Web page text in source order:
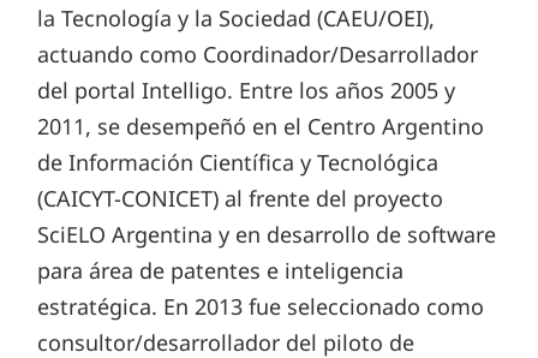
la Tecnología y la Sociedad (CAEU/OEI),
actuando como Coordinador/Desarrollador
del portal Intelligo. Entre los años 2005 y
2011, se desempeñó en el Centro Argentino
de Información Científica y Tecnológica
(CAICYT-CONICET) al frente del proyecto
SciELO Argentina y en desarrollo de software
para área de patentes e inteligencia
estratégica. En 2013 fue seleccionado como
consultor/desarrollador del piloto de